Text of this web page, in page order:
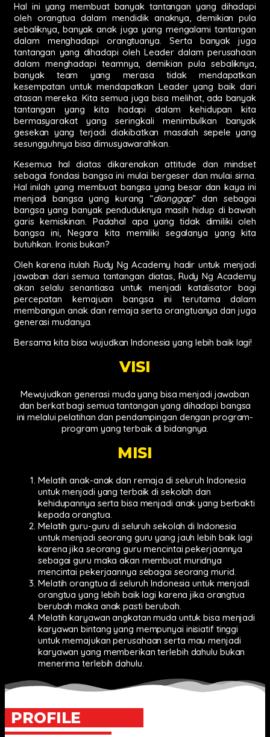
Hal ini yang membuat banyak tantangan yang dihadapi
oleh orangtua dalam mendidik anaknya, demikian pula
sebaliknya, banyak anak juga yang mengalami tantangan
dalam menghadapi orangtuanya. Serta banyak juga
tantangan yang dihadapi oleh Leader dalam perusahaan
dalam menghadapi teamnya, demikian pula sebaliknya,
banyak team yang merasa tidak mendapatkan
kesempatan untuk mendapatkan Leader yang baik dari
atasan mereka. Kita semua juga bisa melihat, ada banyak
tantangan yang kita hadapi dalam kehidupan kita
bermasyarakat yang seringkali menimbulkan banyak
gesekan yang terjadi diakibatkan masalah sepele yang
sesungguhnya bisa dimusyawarahkan.
Kesemua hal diatas dikarenakan attitude dan mindset
sebagai fondasi bangsa ini mulai bergeser dan mulai sirna.
Hal inilah yang membuat bangsa yang besar dan kaya ini
menjadi bangsa yang kurang “dianggap” dan sebagai
bangsa yang banyak penduduknya masih hidup di bawah
garis kemiskinan. Padahal apa yang tidak dimiliki oleh
bangsa ini, Negara kita memiliki segalanya yang kita
butuhkan. Ironis bukan?
Oleh karena itulah Rudy Ng Academy hadir untuk menjadi
jawaban dari semua tantangan diatas, Rudy Ng Academy
akan selalu senantiasa untuk menjadi katalisator bagi
percepatan kemajuan bangsa ini terutama dalam
membangun anak dan remaja serta orangtuanya dan juga
generasi mudanya.
Bersama kita bisa wujudkan Indonesia yang lebih baik lagi!
VISI
Mewujudkan generasi muda yang bisa menjadi jawaban
dan berkat bagi semua tantangan yang dihadapi bangsa
ini melalui pelatihan dan pendampingan dengan program-
program yang terbaik di bidangnya.
MISI
Melatih anak-anak dan remaja di seluruh Indonesia
untuk menjadi yang terbaik di sekolah dan
kehidupannya serta bisa menjadi anak yang berbakti
kepada orangtua.
Melatih guru-guru di seluruh sekolah di Indonesia
untuk menjadi seorang guru yang jauh lebih baik lagi
karena jika seorang guru mencintai pekerjaannya
sebagai guru maka akan membuat muridnya
mencintai pekerjaannya sebagai seorang murid.
Melatih orangtua di seluruh Indonesia untuk menjadi
orangtua yang lebih baik lagi karena jika orangtua
berubah maka anak pasti berubah.
Melatih karyawan angkatan muda untuk bisa menjadi
karyawan bintang yang mempunyai inisiatif tinggi
untuk memajukan perusahaan serta mau menjadi
karyawan yang memberikan terlebih dahulu bukan
menerima terlebih dahulu.
PROFILE